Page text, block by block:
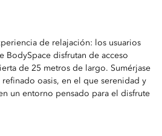
de relajación: los usuarios
BodySpace disfrutan de acceso
de 25 metros de largo. Sumérjase
oasis, en el que serenidad y
un entorno pensado para el disfrute